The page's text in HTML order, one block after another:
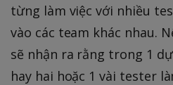
từng làm việc với nhiều
vào các team khác nhau.
sẽ nhận ra rằng trong 1
hay hai hoặc 1 vài tester